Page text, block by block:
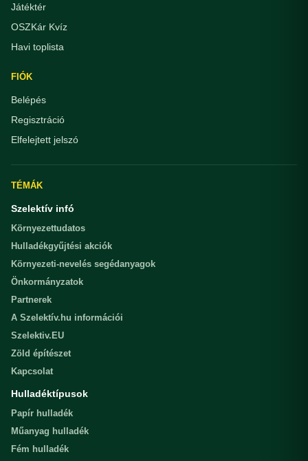
Játéktér
OSZKár Kvíz
Havi toplista
FIÓK
Belépés
Regisztráció
Elfelejtett jelszó
TÉMÁK
Szelektív infó
Környezettudatos
Hulladékgyűjtési akciók
Környezeti-nevelés segédanyagok
Önkormányzatok
Partnerek
A Szelektív.hu információi
Szelektiv.EU
Zöld építészet
Kapcsolat
Hulladéktípusok
Papír hulladék
Műanyag hulladék
Fém hulladék